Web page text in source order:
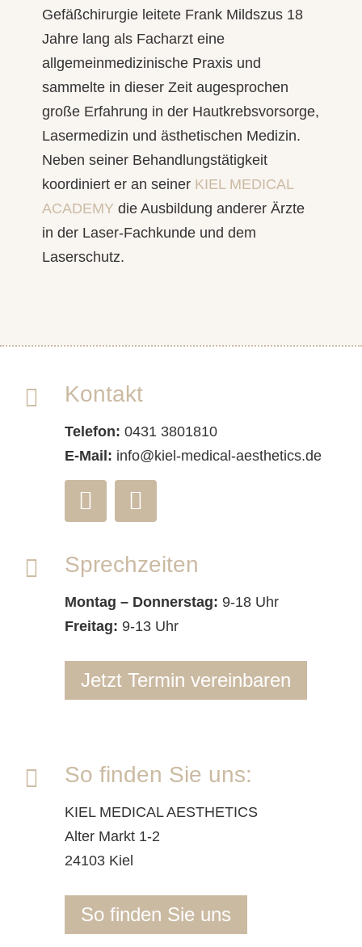
Gefäßchirurgie leitete Frank Mildszus 18
Jahre lang als Facharzt eine
allgemeinmedizinische Praxis und
sammelte in dieser Zeit augesprochen
große Erfahrung in der Hautkrebsvorsorge,
Lasermedizin und ästhetischen Medizin.
Neben seiner Behandlungstätigkeit
koordiniert er an seiner KIEL MEDICAL
ACADEMY die Ausbildung anderer Ärzte
in der Laser-Fachkunde und dem
Laserschutz.
Kontakt
Telefon: 0431 3801810
E-Mail: info@kiel-medical-aesthetics.de
Sprechzeiten
Montag – Donnerstag: 9-18 Uhr
Freitag: 9-13 Uhr
Jetzt Termin vereinbaren
So finden Sie uns:
KIEL MEDICAL AESTHETICS
Alter Markt 1-2
24103 Kiel
So finden Sie uns